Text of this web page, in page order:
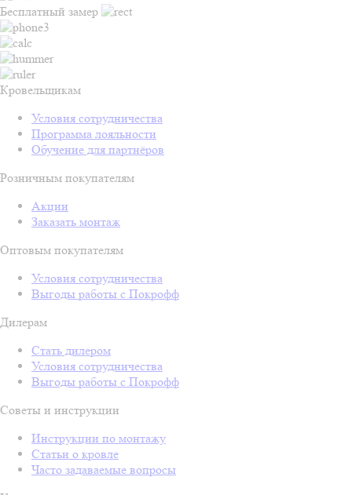
Бесплатный замер
Кровельщикам
Условия сотрудничества
Программа лояльности
Обучение для партнёров
Розничным покупателям
Акции
Заказать монтаж
Оптовым покупателям
Условия сотрудничества
Выгоды работы с Покрофф
Дилерам
Стать дилером
Условия сотрудничества
Выгоды работы с Покрофф
Советы и инструкции
Инструкции по монтажу
Статьи о кровле
Часто задаваемые вопросы